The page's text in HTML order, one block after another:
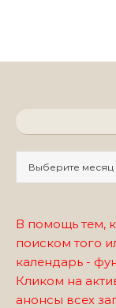
В помощь тем,
поиском того
календарь -
Кликом на
анонсы всех